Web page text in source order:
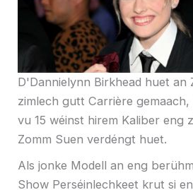
D'Dannielynn Birkhead huet an
zimlech gutt Carrière
vu 15 wéinst hirem Kaliber eng
Zomm Suen verdéngt huet.
Als jonke Modell an eng
Show Perséinlechkeet krut si